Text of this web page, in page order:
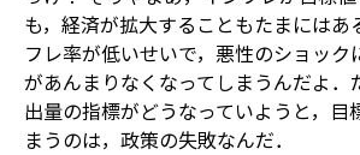
も，経済が拡大することもたまにはあ
フレ率が低いせいで，悪性のショック
があんまりなくなってしまうんだよ．
出量の指標がどうなっていようと，目
まうのは，政策の失敗なんだ．